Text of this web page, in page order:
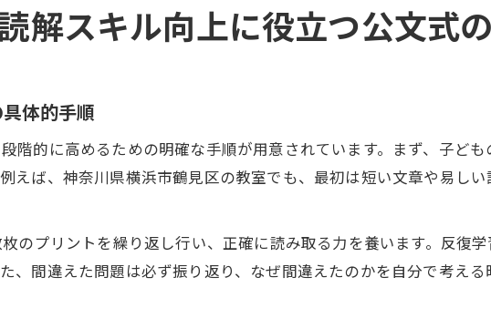
解スキル向上に役立つ公文式
体的手順
階的に高めるための明確な手順が用意されています。まず、子ど
えば、神奈川県横浜市鶴見区の教室でも、最初は短い文章や易し
のプリントを繰り返し行い、正確に読み取る力を養います。反復
、間違えた問題は必ず振り返り、なぜ間違えたのかを自分で考え